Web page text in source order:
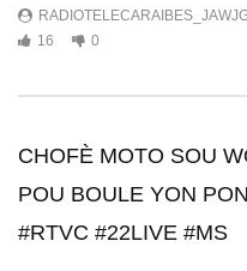
16
0
CHOFÈ MOTO SOU
POU BOULE YON
#RTVC #22LIVE #MS